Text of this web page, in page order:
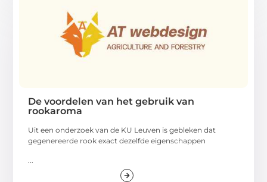
De voordelen van het gebruik van
rookaroma
Uit een onderzoek van de KU Leuven is gebleken dat
gegenereerde rook exact dezelfde eigenschappen